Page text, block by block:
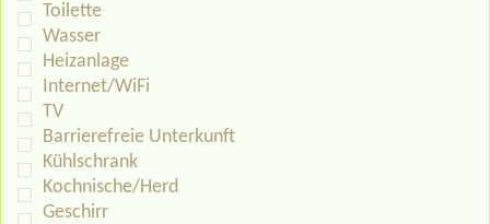
Toilette
Wasser
Heizanlage
Internet/WiFi
TV
Barrierefreie Unterkunft
Kühlschrank
Kochnische/Herd
Geschirr